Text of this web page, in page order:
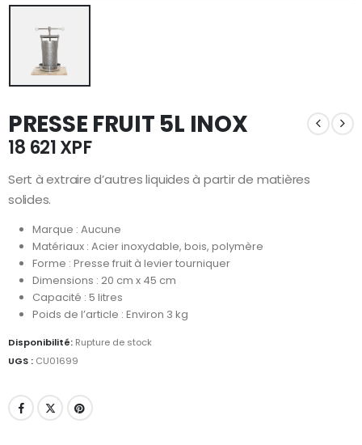
PRESSE FRUIT 5L INOX
18 621XPF
Sert à extraire d’autres liquides à partir de matières
solides.
Marque : Aucune
Matériaux : Acier inoxydable, bois, polymère
Forme : Presse fruit à levier tourniquer
Dimensions : 20 cm x 45 cm
Capacité : 5 litres
Poids de l’article : Environ 3 kg
Disponibilité: Rupture de stock
UGS : CU01699